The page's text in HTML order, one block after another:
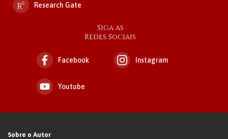
Research Gate
Siga as
Redes Sociais
Facebook Instagram
Youtube
Sobre o Autor